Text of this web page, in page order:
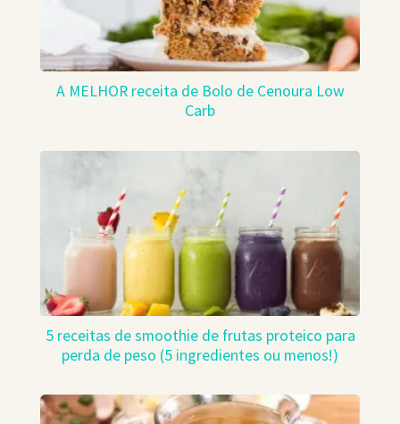
A MELHOR receita de Bolo de Cenoura Low
Carb
5 receitas de smoothie de frutas proteico para
perda de peso (5 ingredientes ou menos!)